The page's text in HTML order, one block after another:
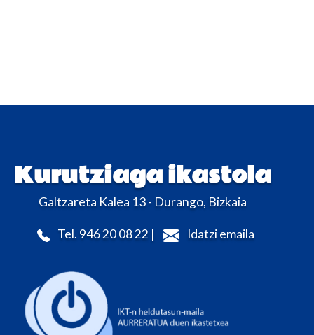
Kurutziaga ikastola
Galtzareta Kalea 13 - Durango, Bizkaia
Tel. 946 20 08 22 | Idatzi emaila